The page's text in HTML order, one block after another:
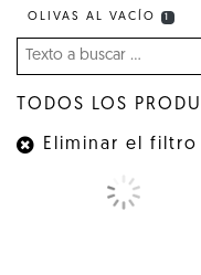
OLIVAS AL VACÍO
TODOS LOS
Eliminar el